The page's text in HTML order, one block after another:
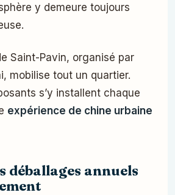
y demeure toujours
Saint-Pavin, organisé par
mobilise tout un quartier.
s’y installent chaque
expérience de chine urbaine
déballages annuels